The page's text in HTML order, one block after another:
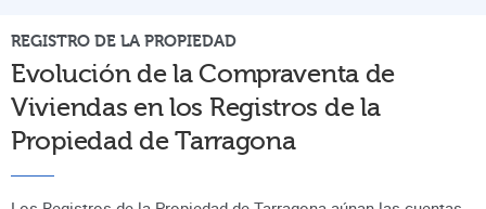
REGISTRO DE LA PROPIEDAD
Evolución de la Compraventa de
Viviendas en los Registros de la
Propiedad deTarragona